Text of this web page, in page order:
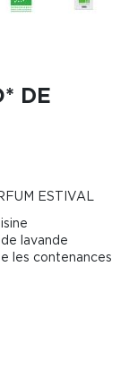
DE
ESTIVAL
lavande
les contenances